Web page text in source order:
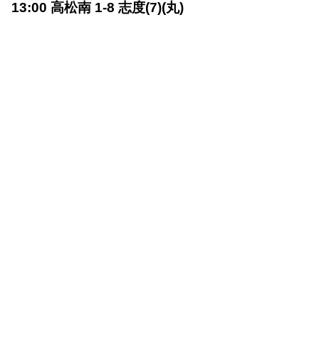
13:00 高松南 1-8 志度(7)(丸)